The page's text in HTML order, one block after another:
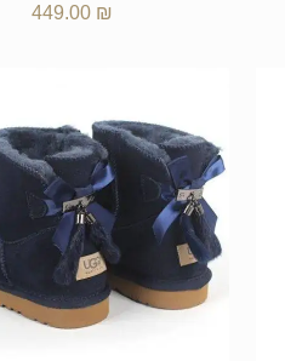
449.00 ₪